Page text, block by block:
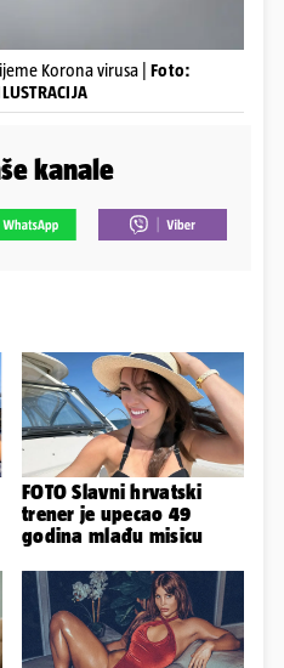
Korona virusa | Foto:
kanale
FOTO Slavni hrvatski
trener je upecao 49
godina mlađu misicu